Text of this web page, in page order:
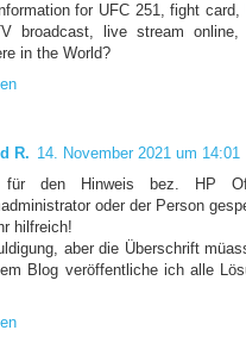
for UFC 251, fight card,
broadcast, live stream
in the World?
R. 14. November 2021 um 14:01
für den Hinweis bez. HP
oder der Person
hilfreich!
aber die Überschrift
Blog veröffentliche ich alle